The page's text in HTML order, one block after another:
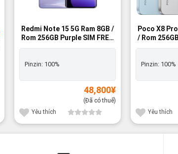
Redmi Note 15 5G Ram 8GB /
Rom 256GB Purple SIM FREE
- Brandnew 100%
Pinzin: 100%
48,800¥
(Đã có thuế)
Yêu thích
Poco X8
/ Rom 256GB SIM FREE -
Brandnew
Pinzin: 100%
Yêu thích